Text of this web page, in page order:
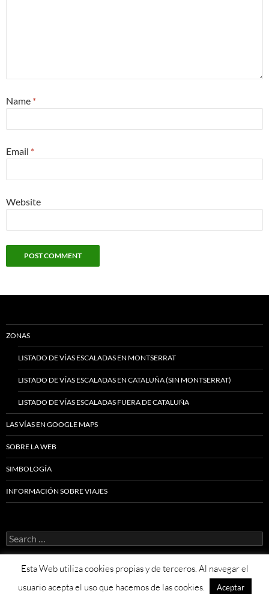
Name *
Email *
Website
ZONAS
LISTADO DE VÍAS ESCALADAS EN MONTSERRAT
LISTADO DE VÍAS ESCALADAS EN CATALUÑA (SIN MONTSERRAT)
LISTADO DE VÍAS ESCALADAS FUERA DE CATALUÑA
LAS VÍAS EN GOOGLE MAPS
SOBRE LA WEB
SIMBOLOGÍA
INFORMACIÓN SOBRE VIAJES
Search
for:
Proudly powered by WordPress
Esta Web utiliza cookies propias y de terceros. Al navegar el
usuario acepta el uso que hacemos de las cookies.
Aceptar